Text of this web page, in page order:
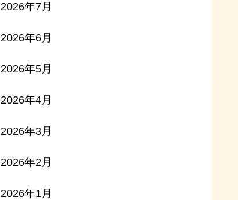
2026年7月
2026年6月
2026年5月
2026年4月
2026年3月
2026年2月
2026年1月